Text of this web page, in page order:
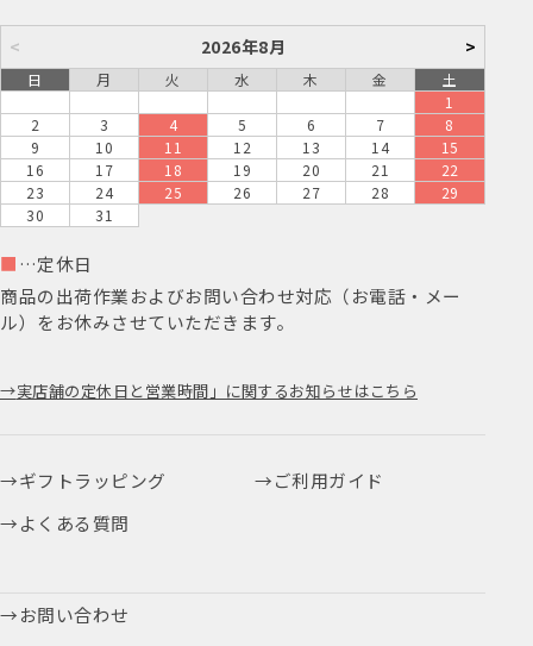
< 2026年8月 >
日 月 火 水 木 金
土
1
2
3 4 5 6 7
8
9
10 11 12 13 14
15
16
17 18 19 20 21
22
23
24 25 26 27 28
29
30
31
■ …定休日
商品の出荷作業およびお問い合わせ対応（お電話・メー
ル）をお休みさせていただきます。
実店舗の定休日と営業時間」に関するお知らせはこちら
ギフトラッピング
ご利用ガイド
よくある質問
お問い合わせ